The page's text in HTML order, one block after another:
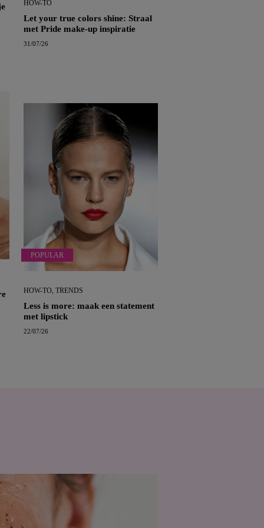
HOW-TO
Let your true colors shine: Straal
met Pride make-up inspiratie
31/07/26
POPULAR
HOW-TO, TRENDS
Less is more: maak een statement
met lipstick
22/07/26